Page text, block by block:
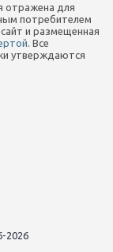
отражена для
потребителем
и размещенная
. Все
утверждаются
2026